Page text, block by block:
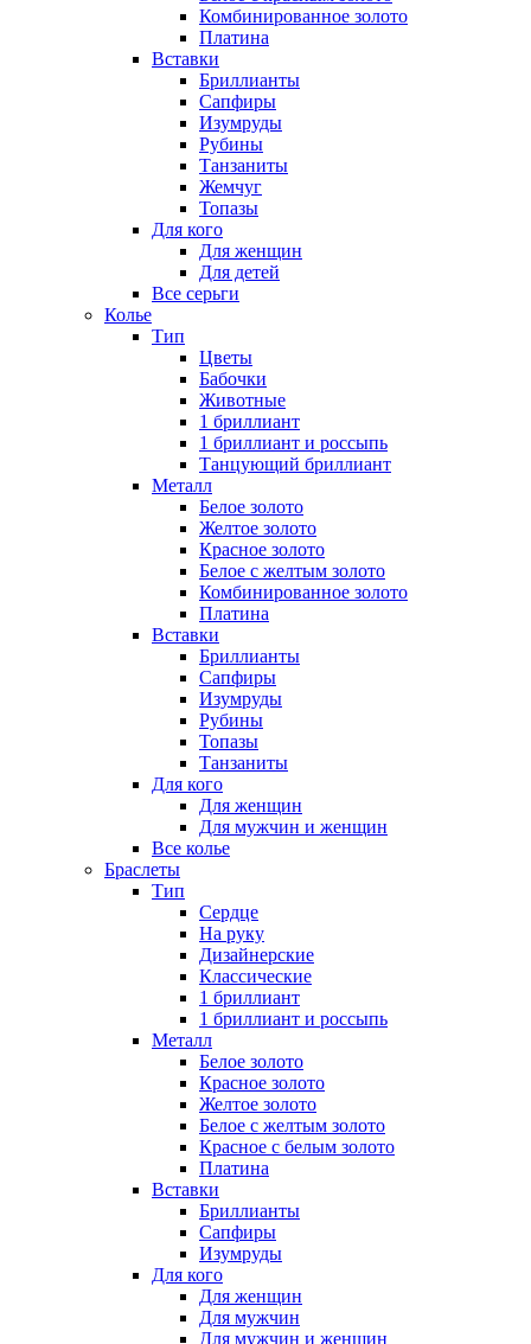
Комбинированное золото
Платина
Вставки
Бриллианты
Сапфиры
Изумруды
Рубины
Танзаниты
Жемчуг
Топазы
Для кого
Для женщин
Для детей
Все серьги
Колье
Тип
Цветы
Бабочки
Животные
1 бриллиант
1 бриллиант и россыпь
Танцующий бриллиант
Металл
Белое золото
Желтое золото
Красное золото
Белое с желтым золото
Комбинированное золото
Платина
Вставки
Бриллианты
Сапфиры
Изумруды
Рубины
Топазы
Танзаниты
Для кого
Для женщин
Для мужчин и женщин
Все колье
Браслеты
Тип
Сердце
На руку
Дизайнерские
Классические
1 бриллиант
1 бриллиант и россыпь
Металл
Белое золото
Красное золото
Желтое золото
Белое с желтым золото
Красное с белым золото
Платина
Вставки
Бриллианты
Сапфиры
Изумруды
Для кого
Для женщин
Для мужчин
Для мужчин и женщин